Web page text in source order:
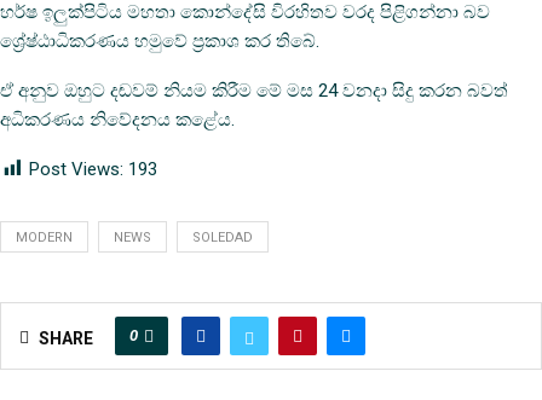
හර්ෂ ඉලුක්පිටිය මහතා කොන්දේසි විරහිතව වරද පිළිගන්නා බව
ශ්‍රේෂ්ඨාධිකරණය හමුවේ ප්‍රකාශ කර තිබේ.
ඒ අනුව ඔහුට දඬවම් නියම කිරීම මේ මස 24 වනදා සිදු කරන බවත්
අධිකරණය නිවේදනය කළේය.
Post Views: 193
MODERN NEWS SOLEDAD
SHARE 0